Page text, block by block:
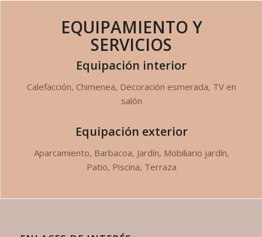
EQUIPAMIENTO Y
SERVICIOS
Equipación interior
Calefacción, Chimenea, Decoración esmerada, TV en
salón
Equipación exterior
Aparcamiento, Barbacoa, Jardín, Mobiliario jardín,
Patio, Piscina, Terraza